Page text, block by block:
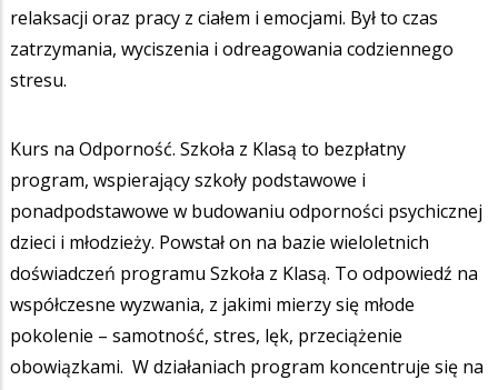
relaksacji oraz pracy z ciałem i emocjami. Był to czas
zatrzymania, wyciszenia i odreagowania codziennego
stresu.
Kurs na Odporność. Szkoła z Klasą to bezpłatny
program, wspierający szkoły podstawowe i
ponadpodstawowe w budowaniu odporności psychicznej
dzieci i młodzieży. Powstał on na bazie wieloletnich
doświadczeń programu Szkoła z Klasą. To odpowiedź na
współczesne wyzwania, z jakimi mierzy się młode
pokolenie – samotność, stres, lęk, przeciążenie
obowiązkami. W działaniach program koncentruje się na